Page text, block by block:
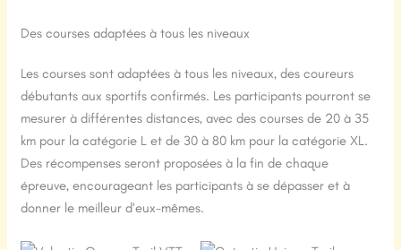
Des courses adaptées à tous les niveaux
Les courses sont adaptées à tous les niveaux, des coureurs
débutants aux sportifs confirmés. Les participants pourront se
mesurer à différentes distances, avec des courses de 20 à 35
km pour la catégorie L et de 30 à 80 km pour la catégorie XL.
Des récompenses seront proposées à la fin de chaque
épreuve, encourageant les participants à se dépasser et à
donner le meilleur d’eux-mêmes.